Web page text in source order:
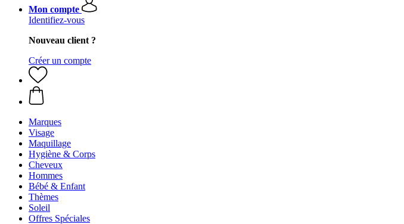
Mon compte
Identifiez-vous
Nouveau client ?
Créer un compte
Marques
Visage
Maquillage
Hygiène & Corps
Cheveux
Hommes
Bébé & Enfant
Thèmes
Soleil
Offres Spéciales